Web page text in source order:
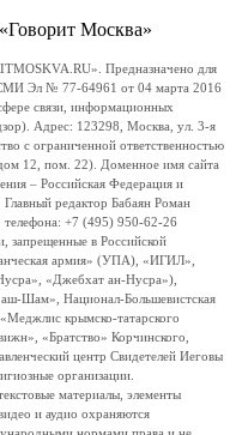
Москва»
Предназначено для
СМИ Эл № 77-64961 от 04 марта 2016
связи, информационных
Адрес: 123298, Москва, ул. 3-я
с ограниченной ответственностью
12, пом. 22). Доменное имя сайта
– Российская Федерация и
редактор Бабаян Роман
+7 (495) 950-62-26
запрещенные в Российской
армия» (УПА), «ИГИЛ»,
«Джебхат ан-Нусра»),
Шам», Национал-Большевистская
крымско-татарского
«Братство» Корчинского,
центр Свидетелей Иеговы
организации.
материалы, элементы
и аудио охраняются